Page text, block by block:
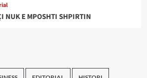
NUK E MPOSHTI SHPIRTIN